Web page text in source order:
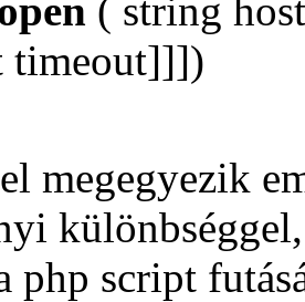
( string
timeout]]])
megegyezik
php script